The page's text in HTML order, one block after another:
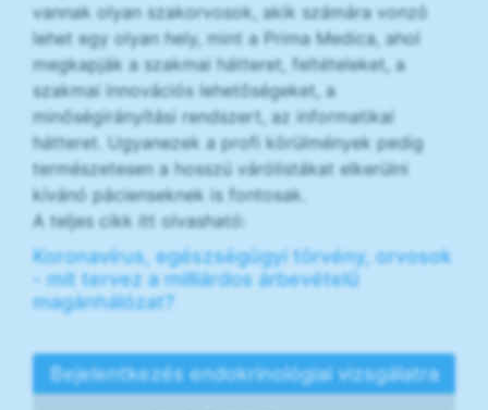
vannak olyan szakorvosok, akik számára vonzó
lehet egy olyan hely, mint a Prima Medica, ahol
megkapják a szakmai hátteret, feltételeket, a
szakmai innovációs lehetőségeket, a
minőségirányítási rendszert, az informatikai
hátteret. Ugyanezek a profi körülmények pedig
természetesen a hosszú várólistákat elkerülni
kívánó pácienseknek is fontosak.
A teljes cikk itt olvasható:
Koronavírus, egészségügyi törvény, orvosok
- mit tervez a milliárdos árbevételű
magánhálózat?
Bejelentkezés endokrinológiai vizsgálatra